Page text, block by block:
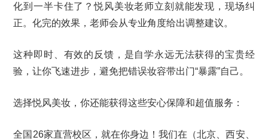
化到一半卡住了？悦风美妆老师立刻就能发现，现场纠
正。化完的效果，老师会从专业角度给出调整建议。
这种即时、有效的反馈，是自学永远无法获得的宝贵经
验，让你飞速进步，避免把错误妆容带出门“暴露”自己。
选择悦风美妆，你还能获得这些安心保障和超值服务：
全国26家直营校区，就在你身边！我们在（北京、西安、